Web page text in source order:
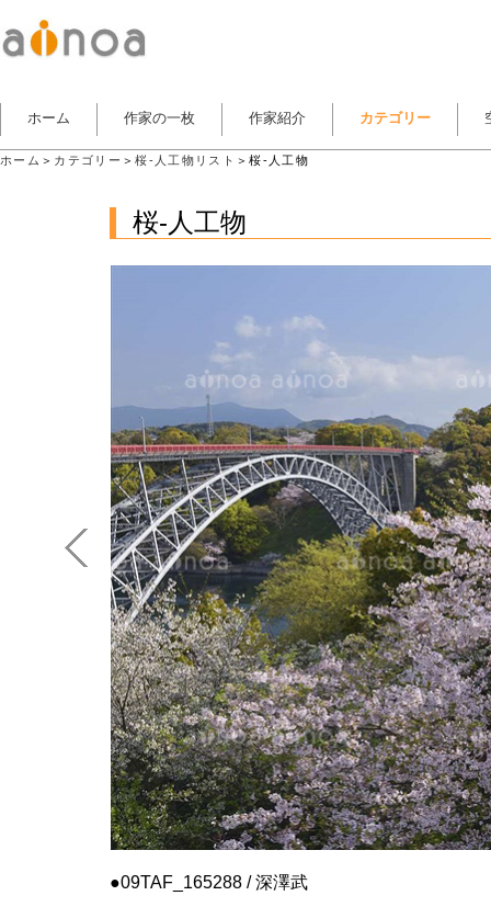
ホーム 作家の一枚 作家紹介 カテゴリー
ホーム ＞ カテゴリー ＞桜-人工物リスト ＞桜-人工物
桜-人工物
09TAF_165288 / 深澤武